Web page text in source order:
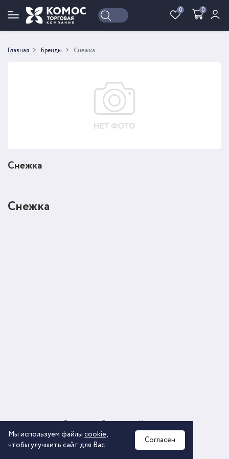
0 0
Войти Регистрация
Главная Бренды Снежка
Снежка
Снежка
2026 © ООО «КОМОС ГРУПП» «Торговая компания»
О компании Соглашение
Политика обработки персональных данных
Контакты
Мы используем файлы cookie,
чтобы улучшить сайт для Вас
Согласен